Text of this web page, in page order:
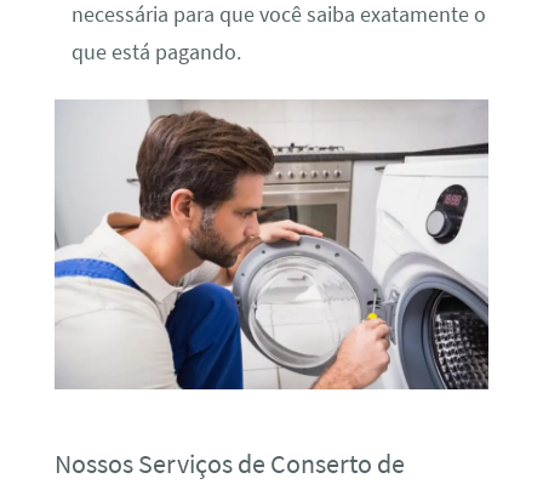
necessária para que você saiba exatamente o
que está pagando.
Nossos Serviços de Conserto de